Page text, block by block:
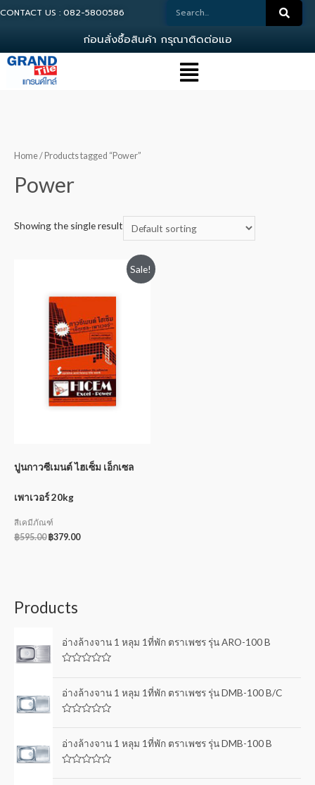
CONTACT US : 082-5800586
อนสงซอสนคา ก รณาตดตอแอด
Home/ Products tagged “Power”
Power
Showing the single result
Sale!
ปูนกาวซีเมนต์ ไฮเซ็ม เอ็กเซล
เพาเวอร์ 20kg
สีเคมีภัณฑ์
฿595.00 ฿379.00
Products
อ่างล้างจาน 1 หลุม 1ที่พัก ตราเพชร รุ่น ARO-100 B
t
e
d
t
o
f
อ่างล้างจาน 1 หลุม 1ที่พัก ตราเพชร รุ่น DMB-100 B/C
t
e
d
อ่างล้างจาน 1 หลุม 1ที่พัก ตราเพชร รุ่น DMB-100 B